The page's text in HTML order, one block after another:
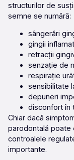
structurilor de
semne se numără:
sângerări
gingii
retracții
senzație de
respirație
sensibilitate
depuneri
disconfort în
Chiar dacă
parodontală poate
controalele
importante.